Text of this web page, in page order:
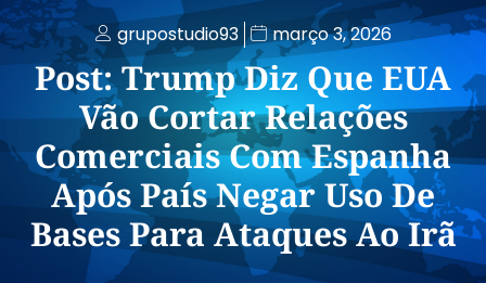
grupostudio93 março 3, 2026
Post: Trump Diz Que EUA
Vão Cortar Relações
Comerciais Com Espanha
Após País Negar Uso De
Bases Para Ataques Ao Irã